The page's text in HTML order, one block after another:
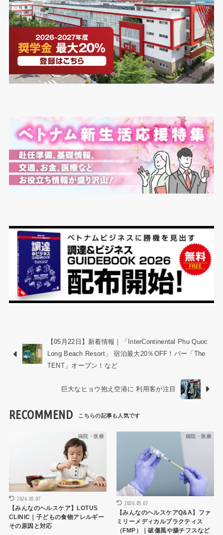
【05月22日】新着情報｜「InterContinental Phu Quoc
Long Beach Resort」 宿泊最大20％OFF！バー「The
TENT」オープン！など
巨大なヒョウ抱え空港に 利用客が注目
RECOMMEND
病院・医療
2026.05.07
【みんなのヘルスケア】LOTUS
CLINIC｜子どもの食物アレルギー
その原因と対応
病院・医療
2026.05.07
【みんなのヘルスケアQ&A】ファ
ミリーメディカルプラクティス
（FMP）｜破傷風や腸チフスなど